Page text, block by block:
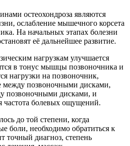
остеохондроза являются
ослабление мышечного корсета
На начальных этапах болезни
её дальнейшее развитие.
нагрузкам улучшается
в тонус мышцы позвоночника и
нагрузки на позвоночник,
между позвоночными дисками,
позвоночными дисками, и
частота болевых ощущений.
до той степени, когда
боли, необходимо обратиться к
точный диагноз, степень